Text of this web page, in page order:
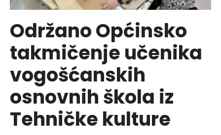
Održano Općinsko
takmičenje učenika
vogošćanskih
osnovnih škola iz
Tehničke kulture